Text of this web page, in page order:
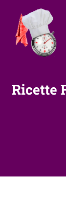
contenuto
Ricette